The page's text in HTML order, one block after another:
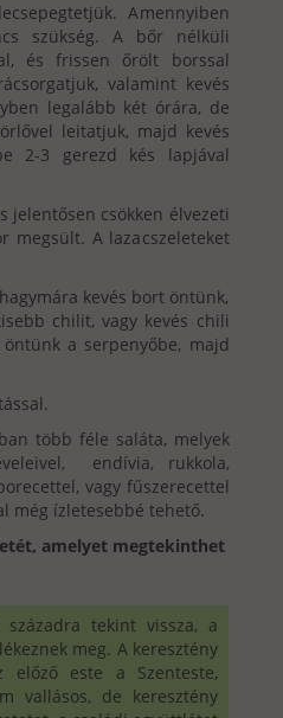
Amennyiben
szükség. A bőr nélküli
és frissen őrölt borssal
valamint kevés
legalább két órára, de
leitatjuk, majd kevés
2-3 gerezd kés lapjával
jelentősen csökken élvezeti
megsült. A lazacszeleteket
kevés bort öntünk,
chilit, vagy kevés chili
a serpenyőbe, majd
több féle saláta, melyek
endívia, rukkola,
vagy fűszerecettel
még ízletesebbé tehető.
amelyet megtekinthet
tekint vissza, a
meg. A keresztény
előző este a Szenteste,
vallásos, de keresztény